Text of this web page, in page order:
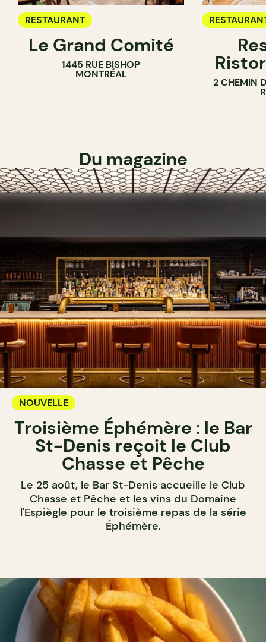
RESTAURANT
Le Grand Comité
1445 RUE BISHOP
MONTRÉAL
2 CHEMIN
Du magazine
NOUVELLE
Troisième Éphémère : le Bar
St-Denis reçoit le Club
Chasse et Pêche
Le 25 août, le Bar St-Denis accueille le Club
Chasse et Pêche et les vins du Domaine
l'Espiègle pour le troisième repas de la série
Éphémère.